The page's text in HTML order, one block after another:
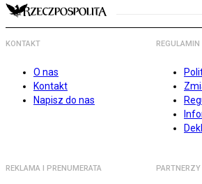
KONTAKT
O nas
Kontakt
Napisz do nas
REGULAMIN
REKLAMA I PRENUMERATA PARTNERZY